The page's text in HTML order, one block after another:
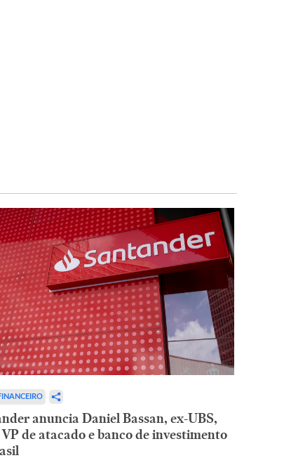
anuncia Daniel Bassan, ex-UBS,
de atacado e banco de investimento